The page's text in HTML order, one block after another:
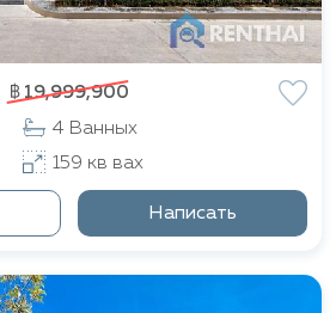
฿ 19,999,900
4 Ванных
159 кв вах
Написать